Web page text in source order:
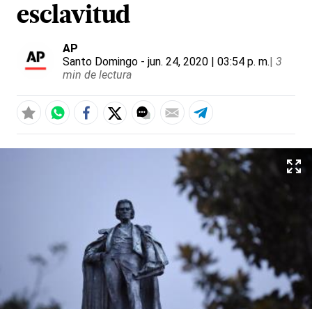
esclavitud
AP
Santo Domingo - jun. 24, 2020 | 03:54 p. m.| 3
min de lectura